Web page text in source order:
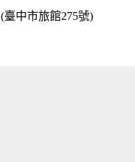
(臺中市旅館275號)